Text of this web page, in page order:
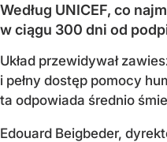
Według UNICEF, co
w ciągu 300 dni od
Układ przewidywał
i pełny dostęp pomocy
ta odpowiada średnio
Edouard Beigbeder,